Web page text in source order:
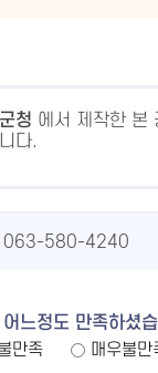
청 에서 제작한 본
다.
063-580-4240
느정도 만족하셨
만족 매우불만